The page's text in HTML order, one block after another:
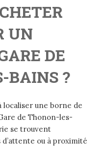
UN
DE
BAINS ?
localiser une borne de
de Thonon-les-
se trouvent
ou à proximité